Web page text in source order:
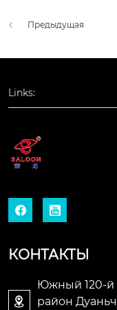
Предыдущая
Links:
 
КОНТАКТЫ

Южный 120-й
район